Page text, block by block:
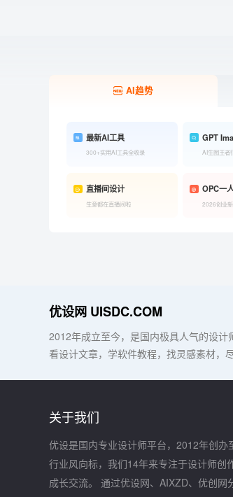
AI趋势
最新AI工具
300+实用AI工具全收录
GPT
AI生图王者
直播间设计
生意都在直播间啦
OPC一
2026创业
优设网 UISDC.COM
2012年成立至今，是国内极具人气的设计
看设计文章，学软件教程，找灵感素材，
关于我们
优设是国内专业设计师平台，2012年创办
行业风向标，我们14年来专注于设计师创
成长交流。 通过优设网、AIXZD、优创网